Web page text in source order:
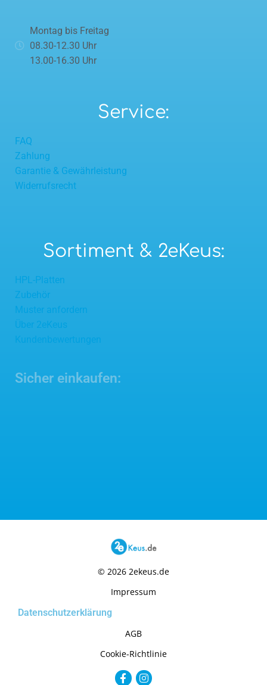
Montag bis Freitag
08.30-12.30 Uhr
13.00-16.30 Uhr
Service:
FAQ
Zahlung
Garantie & Gewährleistung
Widerrufsrecht
Sortiment & 2eKeus:
HPL-Platten
Zubehör
Muster anfordern
Über 2eKeus
Kundenbewertungen
Sicher einkaufen:
© 2026 2ekeus.de
Impressum
Datenschutzerklärung
AGB
Cookie-Richtlinie